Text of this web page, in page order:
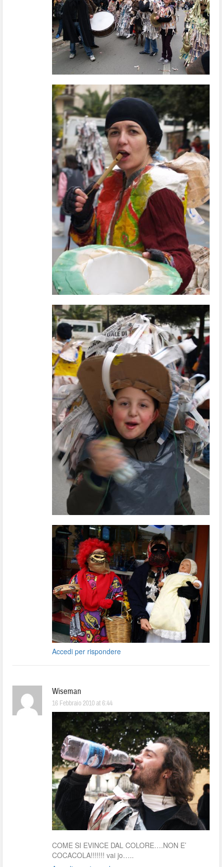
Accedi per rispondere
Wiseman
16 Febbraio 2010 at 6:44
COME SI EVINCE DAL COLORE….NON E’
COCACOLA!!!!!!! vai jo…..